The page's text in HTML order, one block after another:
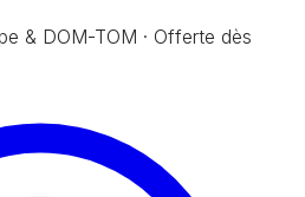
& DOM-TOM · Offerte dès